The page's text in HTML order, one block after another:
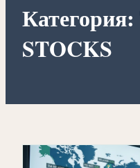
Категория:
STOCKS